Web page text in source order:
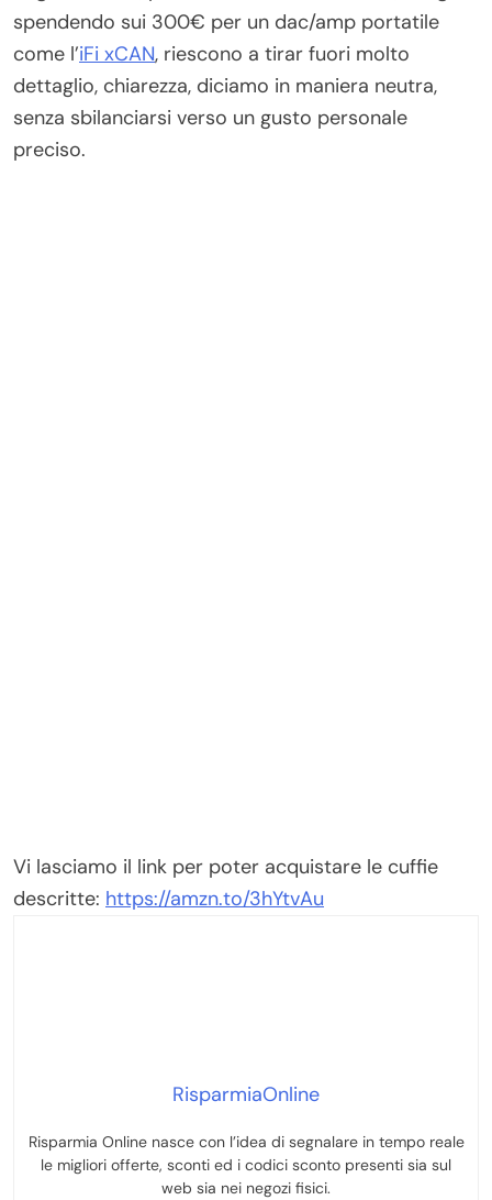
spendendo sui 300€ per un dac/amp portatile
come l’iFi xCAN, riescono a tirar fuori molto
dettaglio, chiarezza, diciamo in maniera neutra,
senza sbilanciarsi verso un gusto personale
preciso.
Vi lasciamo il link per poter acquistare le cuffie
descritte: https://amzn.to/3hYtvAu
RisparmiaOnline
Risparmia Online nasce con l’idea di segnalare in tempo reale
le migliori offerte, sconti ed i codici sconto presenti sia sul
web sia nei negozi fisici.